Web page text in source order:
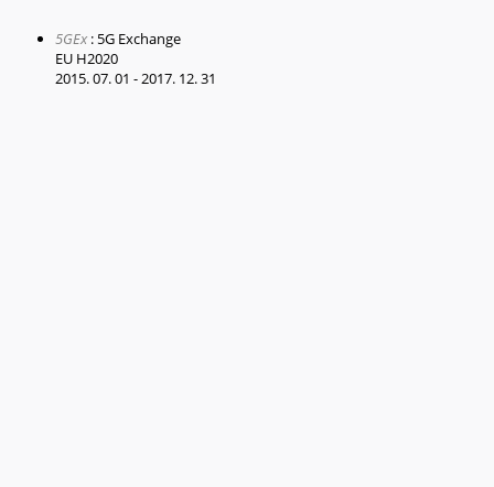
5GEx : 5G Exchange
EU H2020
2015. 07. 01 - 2017. 12. 31